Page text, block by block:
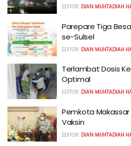
EDITOR: DIAN MUHTADIAH
Parepare Tiga
se-Sulsel
EDITOR: DIAN MUHTADIAH
Terlambat Dosis
Optimal
EDITOR: DIAN MUHTADIAH
Pemkota
Vaksin
EDITOR: DIAN MUHTADIAH